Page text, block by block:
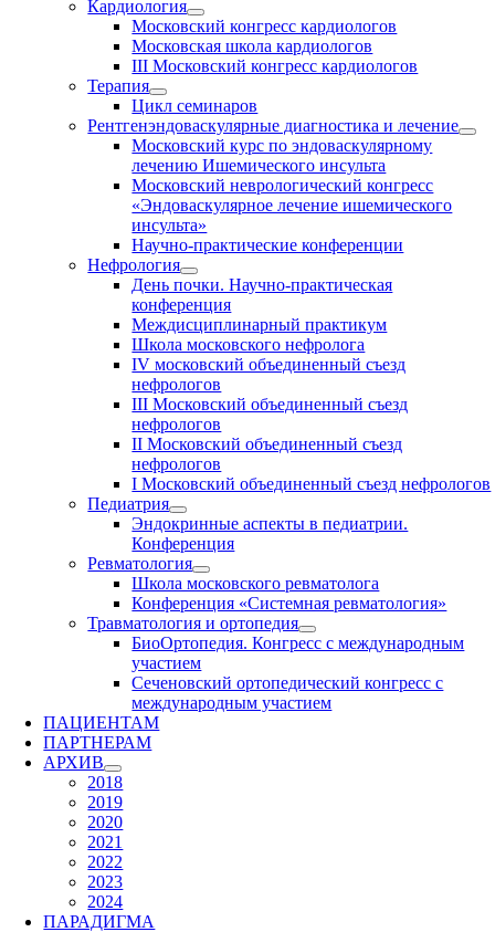
Кардиология
Московский конгресс кардиологов
Московская школа кардиологов
III Московский конгресс кардиологов
Терапия
Цикл семинаров
Рентгенэндоваскулярные диагностика и лечение
Московский курс по эндоваскулярному
лечению Ишемического инсульта
Московский неврологический конгресс
«Эндоваскулярное лечение ишемического
инсульта»
Научно-практические конференции
Нефрология
День почки. Научно-практическая
конференция
Междисциплинарный практикум
Школа московского нефролога
IV московский объединенный съезд
нефрологов
III Московский объединенный съезд
нефрологов
II Московский объединенный съезд
нефрологов
I Московский объединенный съезд нефрологов
Педиатрия
Эндокринные аспекты в педиатрии.
Конференция
Ревматология
Школа московского ревматолога
Конференция «Системная ревматология»
Травматология и ортопедия
БиоОртопедия. Конгресс с международным
участием
Сеченовский ортопедический конгресс с
международным участием
ПАЦИЕНТАМ
ПАРТНЕРАМ
АРХИВ
2018
2019
2020
2021
2022
2023
2024
ПАРАДИГМА